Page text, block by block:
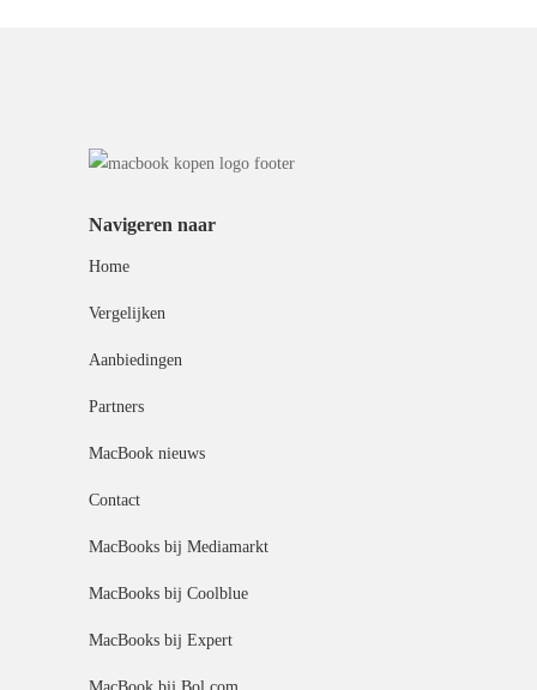
Navigeren naar
Home
Vergelijken
Aanbiedingen
Partners
MacBook nieuws
Contact
MacBooks bij Mediamarkt
MacBooks bij Coolblue
MacBooks bij Expert